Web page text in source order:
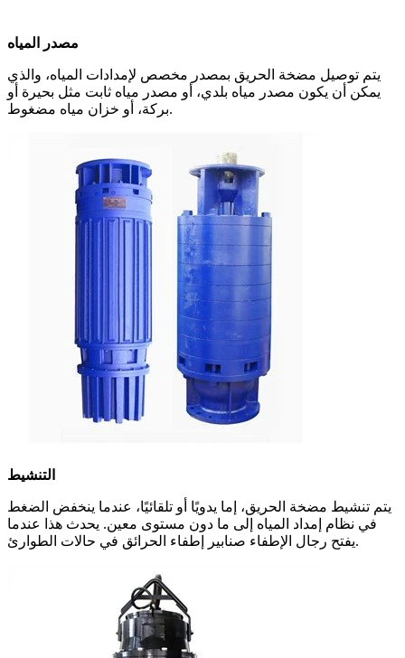
مصدر المياه
يتم توصيل مضخة الحريق بمصدر مخصص لإمدادات المياه، والذي
يمكن أن يكون مصدر مياه بلدي، أو مصدر مياه ثابت مثل بحيرة أو
بركة، أو خزان مياه مضغوط.
التنشيط
يتم تنشيط مضخة الحريق، إما يدويًا أو تلقائيًا، عندما ينخفض ​​الضغط
في نظام إمداد المياه إلى ما دون مستوى معين. يحدث هذا عندما
يفتح رجال الإطفاء صنابير إطفاء الحرائق في حالات الطوارئ.